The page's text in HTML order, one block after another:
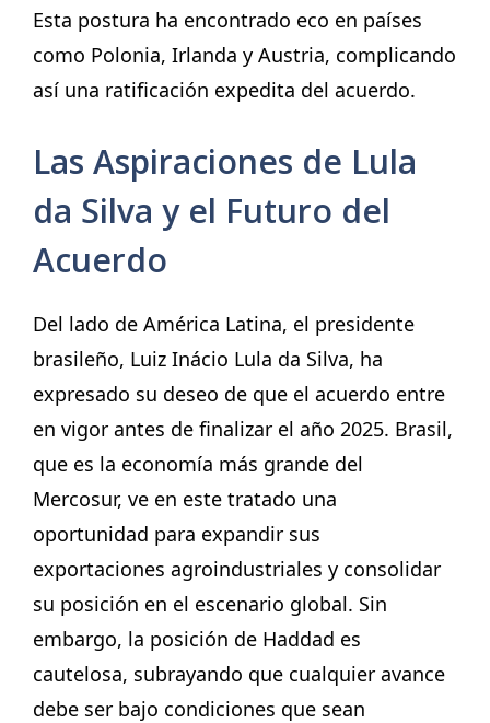
Esta postura ha encontrado eco en países
como Polonia, Irlanda y Austria, complicando
así una ratificación expedita del acuerdo.
Las Aspiraciones de Lula
da Silva y el Futuro del
Acuerdo
Del lado de América Latina, el presidente
brasileño, Luiz Inácio Lula da Silva, ha
expresado su deseo de que el acuerdo entre
en vigor antes de finalizar el año 2025. Brasil,
que es la economía más grande del
Mercosur, ve en este tratado una
oportunidad para expandir sus
exportaciones agroindustriales y consolidar
su posición en el escenario global. Sin
embargo, la posición de Haddad es
cautelosa, subrayando que cualquier avance
debe ser bajo condiciones que sean